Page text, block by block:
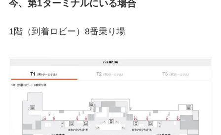
今、第1ターミナルにいる場合
1階（到着ロビー）8番乗り場